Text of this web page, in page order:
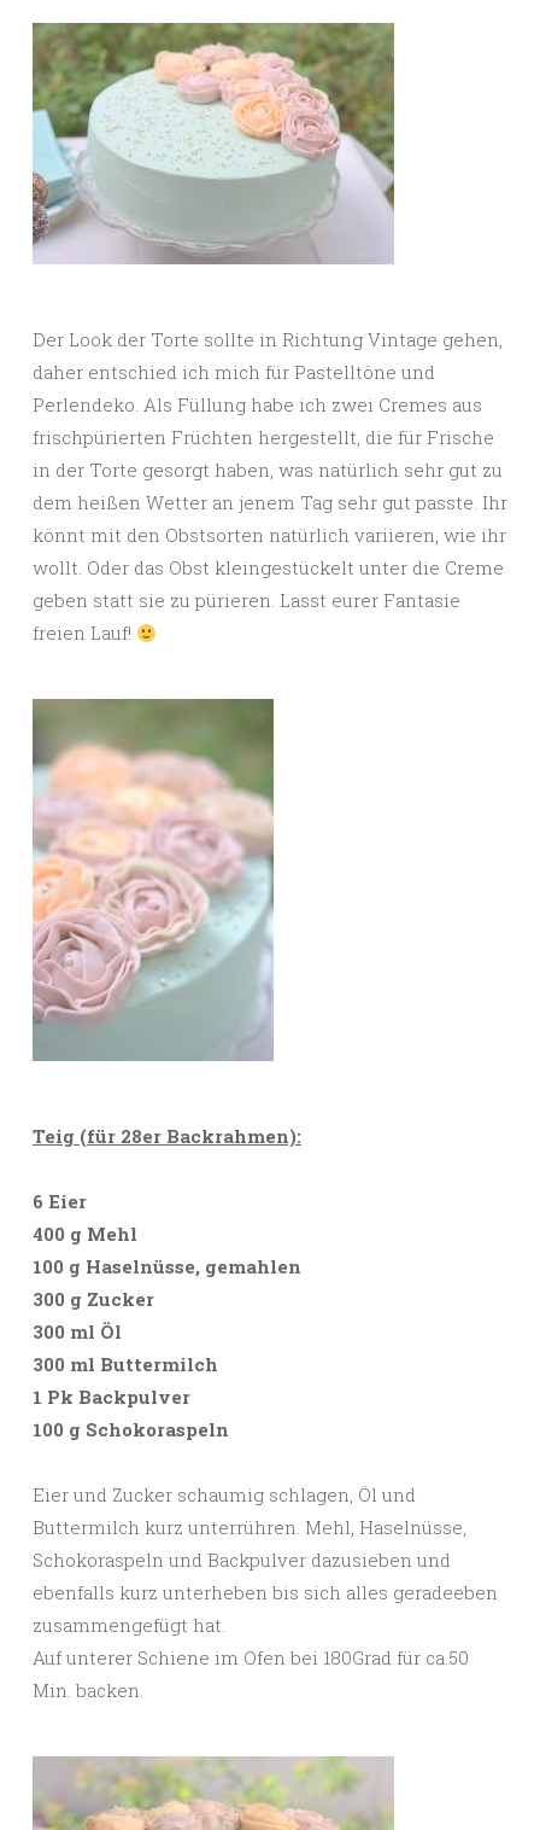
Der Look der Torte sollte in Richtung Vintage gehen,
daher entschied ich mich für Pastelltöne und
Perlendeko. Als Füllung habe ich zwei Cremes aus
frischpürierten Früchten hergestellt, die für Frische
in der Torte gesorgt haben, was natürlich sehr gut zu
dem heißen Wetter an jenem Tag sehr gut passte. Ihr
könnt mit den Obstsorten natürlich variieren, wie ihr
wollt. Oder das Obst kleingestückelt unter die Creme
geben statt sie zu pürieren. Lasst eurer Fantasie
freien Lauf!
Teig (für 28er Backrahmen):
6 Eier
400 g Mehl
100 g Haselnüsse, gemahlen
300 g Zucker
300 ml Öl
300 ml Buttermilch
1 Pk Backpulver
100 g Schokoraspeln
Eier und Zucker schaumig schlagen, Öl und
Buttermilch kurz unterrühren. Mehl, Haselnüsse,
Schokoraspeln und Backpulver dazusieben und
ebenfalls kurz unterheben bis sich alles geradeeben
zusammengefügt hat.
Auf unterer Schiene im Ofen bei 180Grad für ca.50
Min. backen.